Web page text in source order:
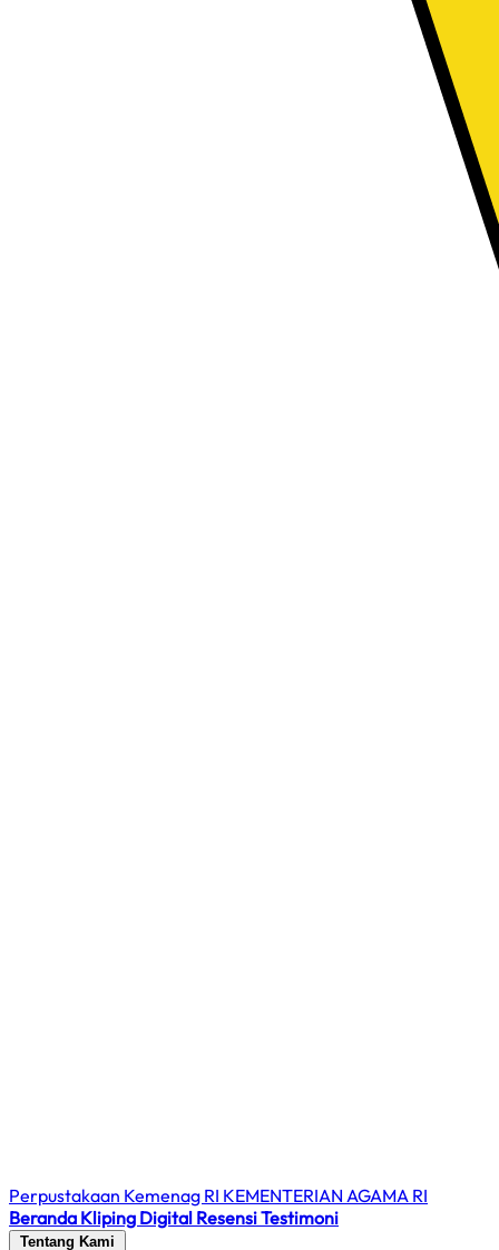
Perpustakaan Kemenag RI KEMENTERIAN AGAMA RI
Beranda Kliping Digital ResensiTestimoni
Tentang Kami